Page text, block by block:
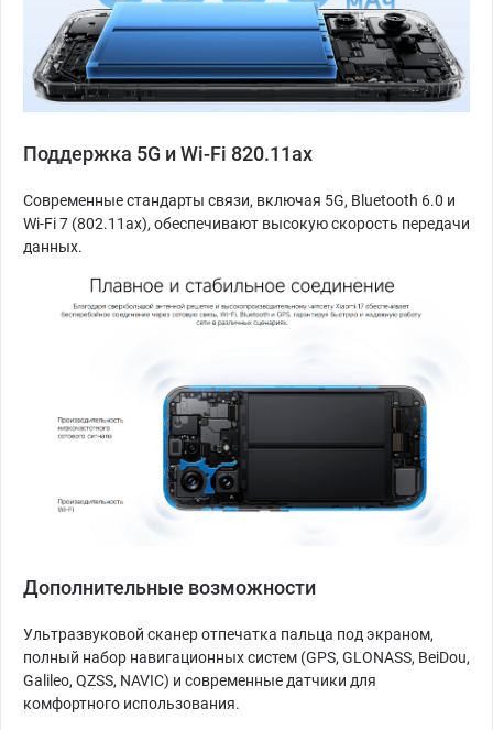
Поддержка 5G и Wi-Fi 820.11ax
Современные стандарты связи, включая 5G, Bluetooth 6.0 и
Wi-Fi 7 (802.11ax), обеспечивают высокую скорость передачи
данных.
Дополнительные возможности
Ультразвуковой сканер отпечатка пальца под экраном,
полный набор навигационных систем (GPS, GLONASS, BeiDou,
Galileo, QZSS, NAVIC) и современные датчики для
комфортного использования.